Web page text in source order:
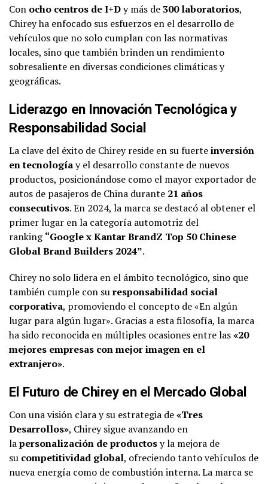
Con ocho centros de I+Dy más de 300 laboratorios,
Chirey ha enfocado sus esfuerzos en el desarrollo de
vehículos que no solo cumplan con las normativas
locales, sino que también brinden un rendimiento
sobresaliente en diversas condiciones climáticas y
geográficas.
Liderazgo en Innovación Tecnológica y
Responsabilidad Social
La clave del éxito de Chirey reside en su fuerteinversión
en tecnologíay el desarrollo constante de nuevos
productos, posicionándose como el mayor exportador de
autos de pasajeros de China durante 21 años
consecutivos. En 2024, la marca se destacó al obtener el
primer lugar en la categoría automotriz del
ranking“Google x Kantar BrandZ Top 50 Chinese
Global Brand Builders 2024”.
Chirey no solo lidera en el ámbito tecnológico, sino que
también cumple con suresponsabilidad social
corporativa, promoviendo el concepto de «En algún
lugar para algún lugar». Gracias a esta filosofía, la marca
ha sido reconocida en múltiples ocasiones entre las«20
mejores empresas con mejor imagen en el
extranjero».
El Futuro de Chirey en el Mercado Global
Con una visión clara y su estrategia de«Tres
Desarrollos», Chirey sigue avanzando en
lapersonalización de productosy la mejora de
su competitividad global, ofreciendo tanto vehículos de
nueva energía como de combustión interna. La marca se